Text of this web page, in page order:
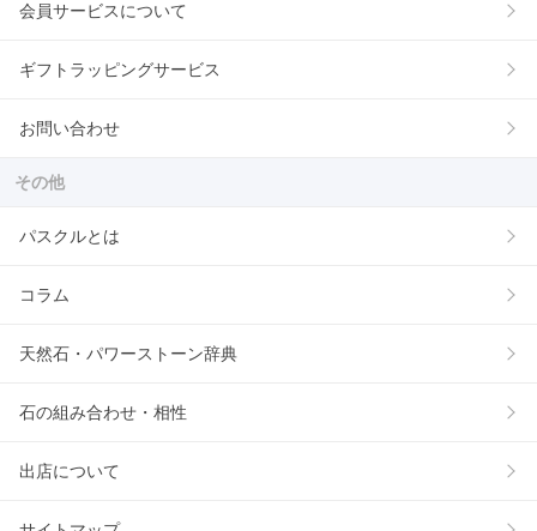
会員サービスについて
ギフトラッピングサービス
お問い合わせ
その他
パスクルとは
コラム
天然石・パワーストーン辞典
石の組み合わせ・相性
出店について